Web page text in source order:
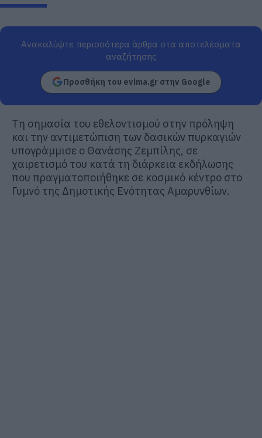
Ανακαλύψτε περισσότερα άρθρα στα αποτελέσματα
αναζήτησης
Προσθήκη του evima.gr στην Google
Τη σημασία του εθελοντισμού στην πρόληψη
και την αντιμετώπιση των δασικών πυρκαγιών
υπογράμμισε ο Θανάσης Ζεμπίλης, σε
χαιρετισμό του κατά τη διάρκεια εκδήλωσης
που πραγματοποιήθηκε σε κοσμικό κέντρο στο
Γυμνό της Δημοτικής Ενότητας Αμαρυνθίων.